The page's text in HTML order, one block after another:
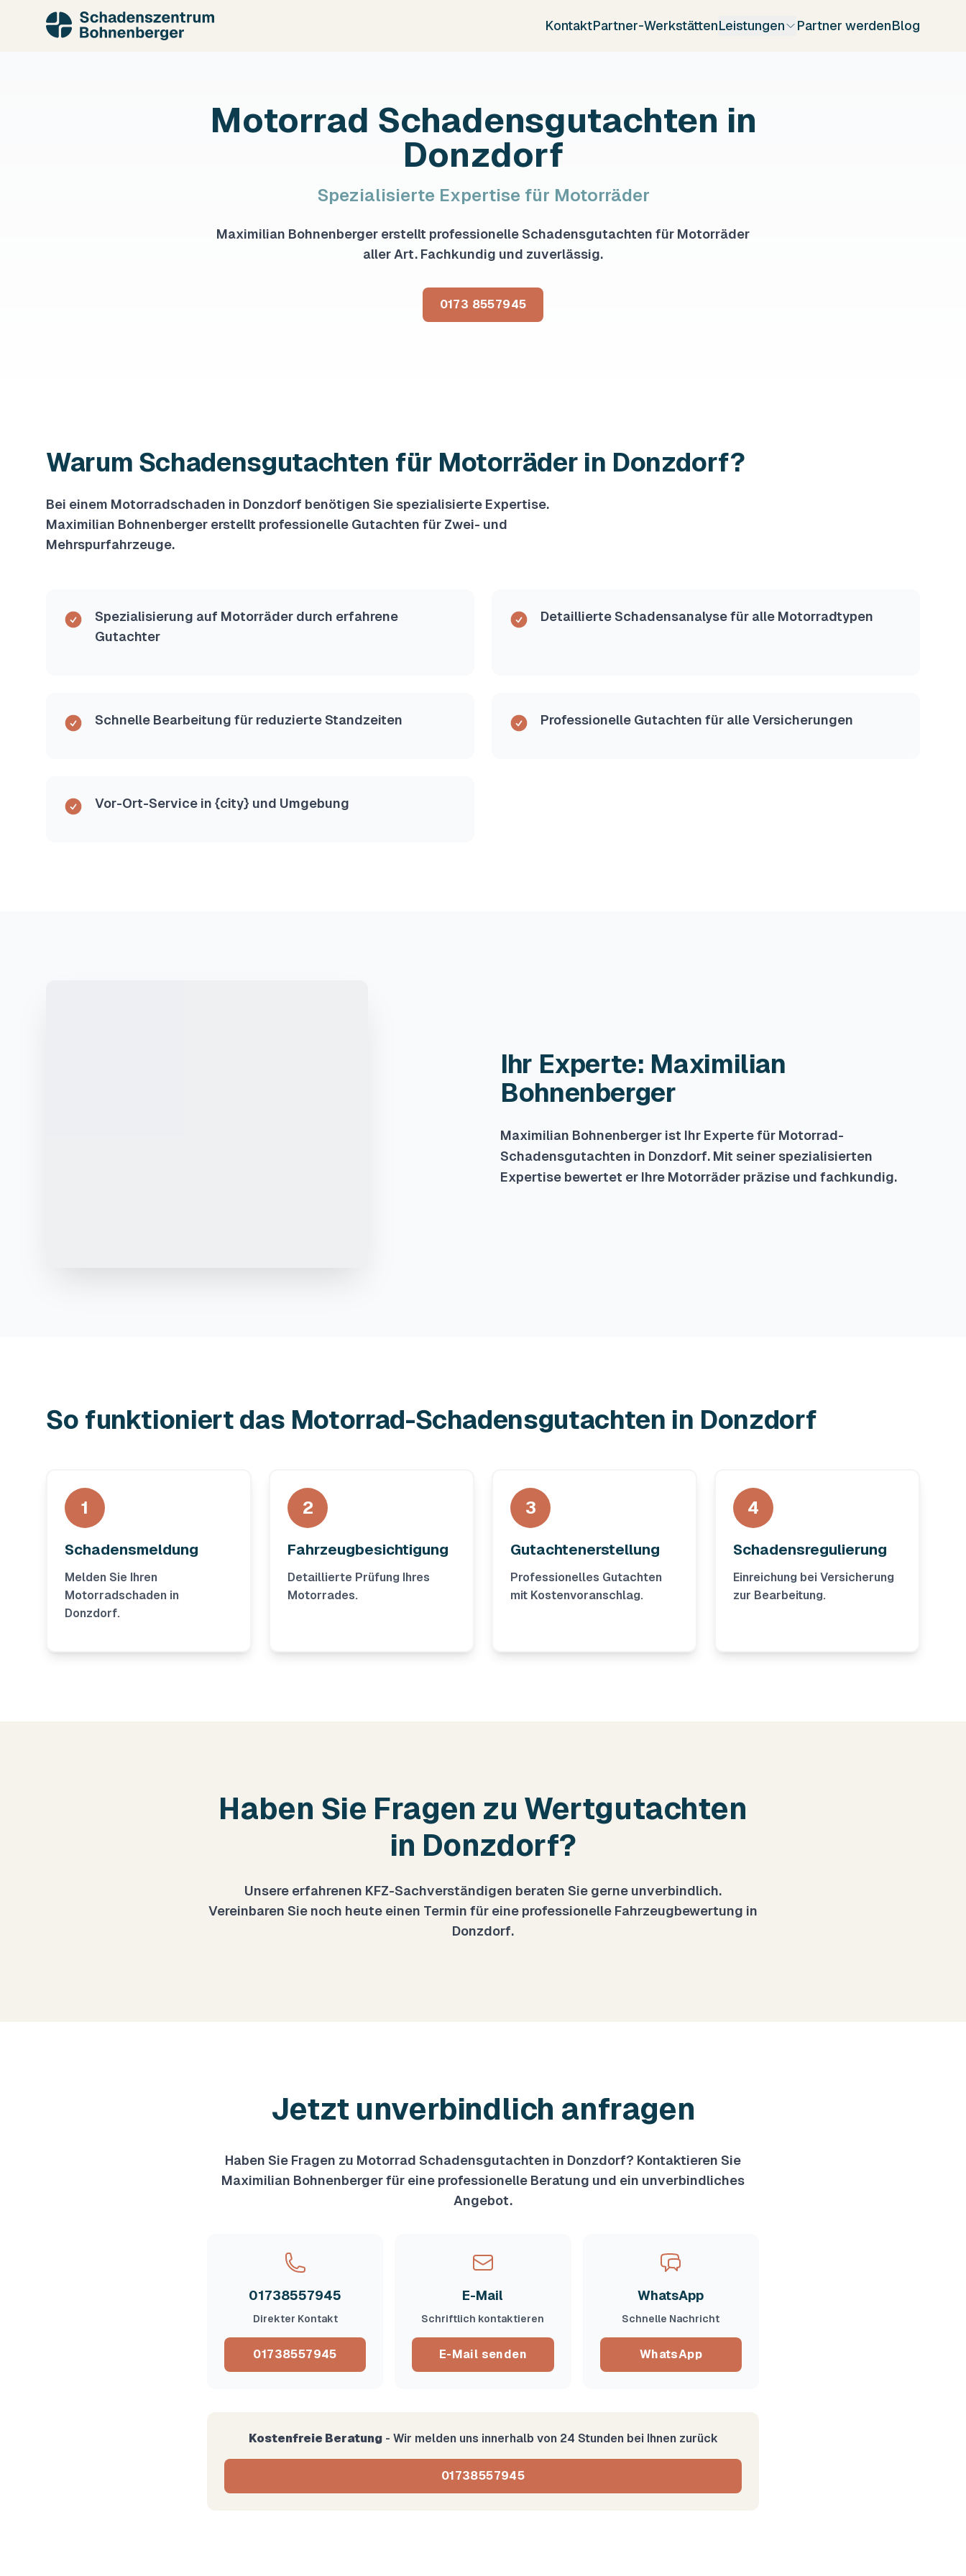
Zum Hauptinhalt springen
KontaktPartner-WerkstättenLeistungen Partner werdenBlog
Motorrad Schadensgutachten in
Donzdorf
Spezialisierte Expertise für Motorräder
Maximilian Bohnenberger erstellt professionelle Schadensgutachten für Motorräder
aller Art. Fachkundig und zuverlässig.
0173 8557945
Warum Schadensgutachten für Motorräder in Donzdorf?
Bei einem Motorradschaden in Donzdorf benötigen Sie spezialisierte Expertise.
Maximilian Bohnenberger erstellt professionelle Gutachten für Zwei- und
Mehrspurfahrzeuge.
Spezialisierung auf Motorräder durch erfahrene
Gutachter
Detaillierte Schadensanalyse für alle Motorradtypen
Schnelle Bearbeitung für reduzierte Standzeiten Professionelle Gutachten für alle Versicherungen
Vor-Ort-Service in {city} und Umgebung
Ihr Experte: Maximilian
Bohnenberger
Maximilian Bohnenberger ist Ihr Experte für Motorrad-
Schadensgutachten in Donzdorf. Mit seiner spezialisierten
Expertise bewertet er Ihre Motorräder präzise und fachkundig.
So funktioniert das Motorrad-Schadensgutachten in Donzdorf
1
Schadensmeldung
Melden Sie Ihren
Motorradschaden in
Donzdorf.
2
Fahrzeugbesichtigung
Detaillierte Prüfung Ihres
Motorrades.
3
Gutachtenerstellung
Professionelles Gutachten
mit Kostenvoranschlag.
4
Schadensregulierung
Einreichung bei Versicherung
zur Bearbeitung.
Haben Sie Fragen zu Wertgutachten
in Donzdorf?
Unsere erfahrenen KFZ-Sachverständigen beraten Sie gerne unverbindlich.
Vereinbaren Sie noch heute einen Termin für eine professionelle Fahrzeugbewertung in
Donzdorf.
Jetzt unverbindlich anfragen
Haben Sie Fragen zu Motorrad Schadensgutachten in Donzdorf? Kontaktieren Sie
Maximilian Bohnenberger für eine professionelle Beratung und ein unverbindliches
Angebot.
01738557945
Direkter Kontakt
01738557945
E-Mail
Schriftlich kontaktieren
E-Mail senden
WhatsApp
Schnelle Nachricht
WhatsApp
Kostenfreie Beratung- Wir melden uns innerhalb von 24 Stunden bei Ihnen zurück
01738557945